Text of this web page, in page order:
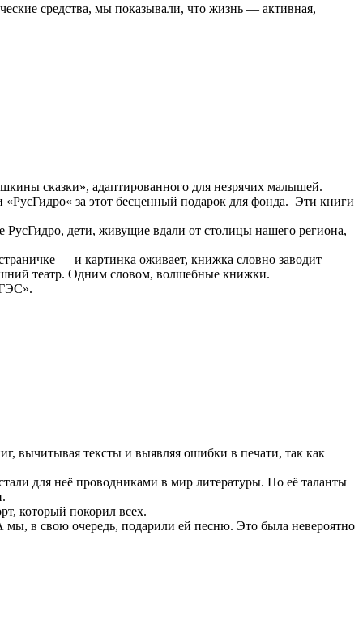
средства, мы показывали, что жизнь — активная,
сказки», адаптированного для незрячих малышей.
за этот бесценный подарок для фонда. Эти книги
дети, живущие вдали от столицы нашего региона,
— и картинка оживает, книжка словно заводит
театр. Одним словом, волшебные книжки.
вычитывая тексты и выявляя ошибки в печати, так как
для неё проводниками в мир литературы. Но её таланты
который покорил всех.
мы, в свою очередь, подарили ей песню. Это была невероятно